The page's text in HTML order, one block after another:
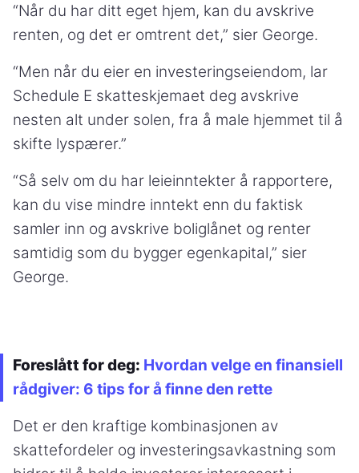
“Når du har ditt eget hjem, kan du avskrive
renten, og det er omtrent det,” sier George.
“Men når du eier en investeringseiendom, lar
Schedule E skatteskjemaet deg avskrive
nesten alt under solen, fra å male hjemmet til å
skifte lyspærer.”
“Så selv om du har leieinntekter å rapportere,
kan du vise mindre inntekt enn du faktisk
samler inn og avskrive boliglånet og renter
samtidig som du bygger egenkapital,” sier
George.
Foreslått for deg: Hvordan velge en finansiell
rådgiver: 6 tips for å finne den rette
Det er den kraftige kombinasjonen av
skattefordeler og investeringsavkastning som